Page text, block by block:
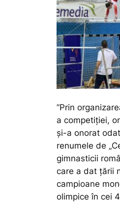
”Prin
a competiției,
și-a onorat
renumele de
gimnasticii
care a dat țării
campioane
olimpice în cei